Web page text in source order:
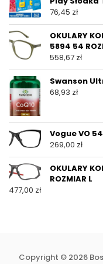
76,45 zł
OKULARY
5894 54
558,67 zł
Swanson
68,93 zł
Vogue VO
269,00 zł
OKULARY
ROZMIAR L
477,00 zł
Copyright © 2026